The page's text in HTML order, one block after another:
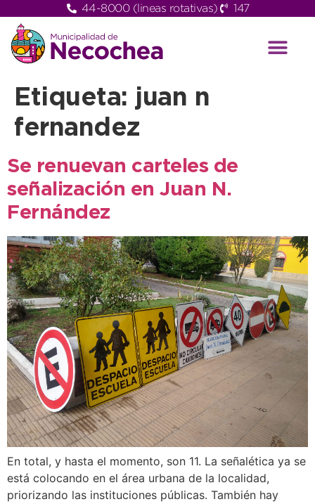
44-8000 (lineas rotativas) 147
Etiqueta: juan n
fernandez
Se renuevan carteles de
señalización en Juan N.
Fernández
En total, y hasta el momento, son 11. La señalética ya se
está colocando en el área urbana de la localidad,
priorizando las instituciones públicas. También hay